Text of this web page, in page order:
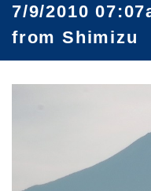
7/9/2010
from Shimizu